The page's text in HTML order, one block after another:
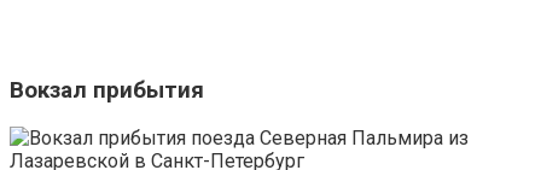
Вокзал прибытия